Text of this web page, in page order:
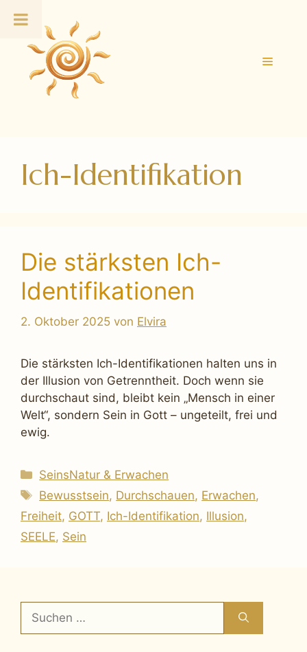
Inhalt
springen
Menü
Ich-Identifikation
Die stärksten Ich-
Identifikationen
2. Oktober 2025 von Elvira
Die stärksten Ich-Identifikationen halten uns in
der Illusion von Getrenntheit. Doch wenn sie
durchschaut sind, bleibt kein „Mensch in einer
Welt“, sondern Sein in Gott – ungeteilt, frei und
ewig.
Kategorien
SeinsNatur & Erwachen
Schlagwörter
Bewusstsein, Durchschauen, Erwachen,
Freiheit, GOTT, Ich-Identifikation, Illusion,
SEELE, Sein
nach: